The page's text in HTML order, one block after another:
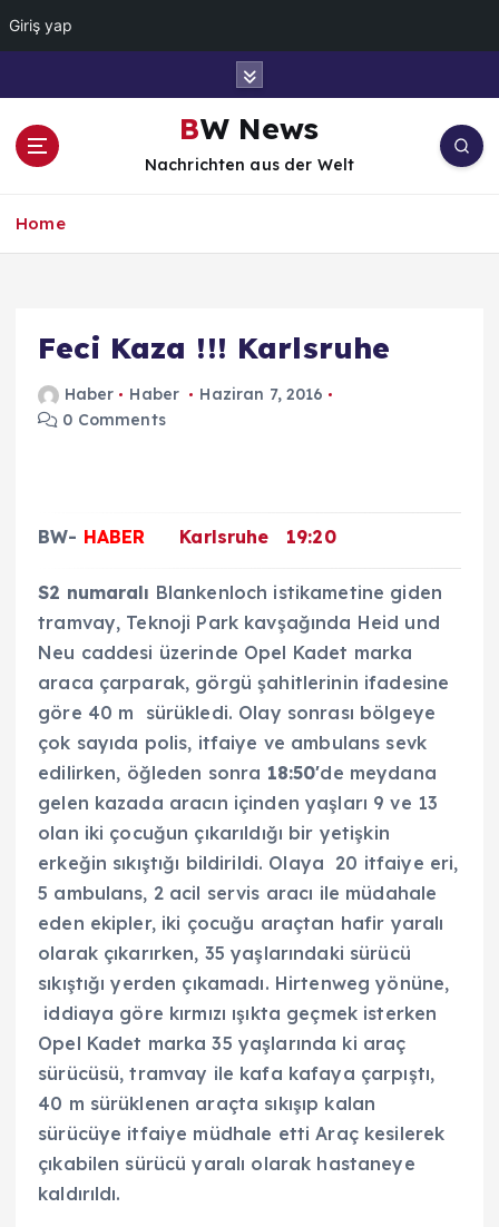
Giriş yap
BW News
Nachrichten aus der Welt
Home
Feci Kaza !!! Karlsruhe
Haber Haber
Haziran 7, 2016
0 Comments
BW- HABER Karlsruhe 19:20
S2 numaralı Blankenloch istikametine giden
tramvay, Teknoji Park kavşağında Heid und
Neu caddesi üzerinde Opel Kadet marka
araca çarparak, görgü şahitlerinin ifadesine
göre 40 m sürükledi. Olay sonrası bölgeye
çok sayıda polis, itfaiye ve ambulans sevk
edilirken, öğleden sonra 18:50′de meydana
gelen kazada aracın içinden yaşları 9 ve 13
olan iki çocuğun çıkarıldığı bir yetişkin
erkeğin sıkıştığı bildirildi. Olaya 20 itfaiye eri,
5 ambulans, 2 acil servis aracı ile müdahale
eden ekipler, iki çocuğu araçtan hafir yaralı
olarak çıkarırken, 35 yaşlarındaki sürücü
sıkıştığı yerden çıkamadı. Hirtenweg yönüne,
iddiaya göre kırmızı ışıkta geçmek isterken
Opel Kadet marka 35 yaşlarında ki araç
sürücüsü, tramvay ile kafa kafaya çarpıştı,
40 m sürüklenen araçta sıkışıp kalan
sürücüye itfaiye müdhale etti Araç kesilerek
çıkabilen sürücü yaralı olarak hastaneye
kaldırıldı.